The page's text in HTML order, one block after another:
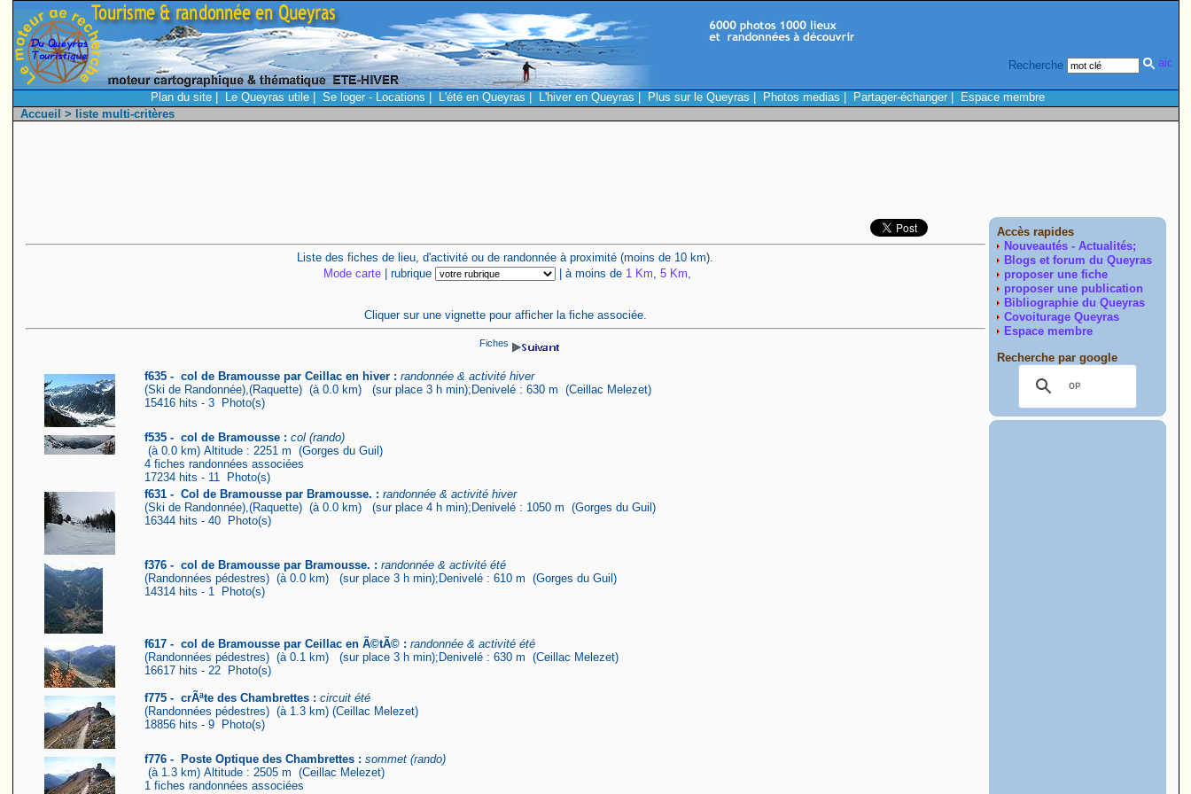
Recherche
Plan du site| Le Queyras utile| Se loger - Locations L'été en Queyras L'hiver en Queyras Plus sur le Queyras Photos medias Partager-échanger|
Espace membre
Accueil > liste multi-critères
Liste des fiches de lieu, d'activité ou de randonnée à proximité (moins de 10 km).
Mode carte| rubrique | à moins de 1 Km, 5 Km,
Cliquer sur une vignette pour afficher la fiche associée.
Fiches
f635 - col de Bramousse par Ceillac en hiver : randonnée & activité hiver
(Ski de Randonnée),(Raquette) (à 0.0 km) (sur place 3 h min);Denivelé : 630 m (Ceillac Melezet)
15416 hits - 3 Photo(s)
f535 - col de Bramousse : col (rando)
(à 0.0 km) Altitude : 2251 m (Gorges du Guil)
4 fiches randonnées associées
17234 hits - 11 Photo(s)
f631 - Col de Bramousse par Bramousse. : randonnée & activité hiver
(Ski de Randonnée),(Raquette) (à 0.0 km) (sur place 4 h min);Denivelé : 1050 m (Gorges du Guil)
16344 hits - 40 Photo(s)
f376 - col de Bramousse par Bramousse. : randonnée & activité été
(Randonnées pédestres) (à 0.0 km) (sur place 3 h min);Denivelé : 610 m (Gorges du Guil)
14314 hits - 1 Photo(s)
f617 - col de Bramousse par Ceillac en Ã©tÃ© : randonnée & activité été
(Randonnées pédestres) (à 0.1 km) (sur place 3 h min);Denivelé : 630 m (Ceillac Melezet)
16617 hits - 22 Photo(s)
f775 - crÃªte des Chambrettes : circuit été
(Randonnées pédestres) (à 1.3 km) (Ceillac Melezet)
18856 hits - 9 Photo(s)
f776 - Poste Optique des Chambrettes : sommet (rando)
(à 1.3 km) Altitude : 2505 m (Ceillac Melezet)
1 fiches randonnées associées
Accès rapides
Nouveautés - Actualités;
Blogs et forum du Queyras
proposer une fiche
proposer une publication
Bibliographie du Queyras
Covoiturage Queyras
Espace membre
Recherche par google